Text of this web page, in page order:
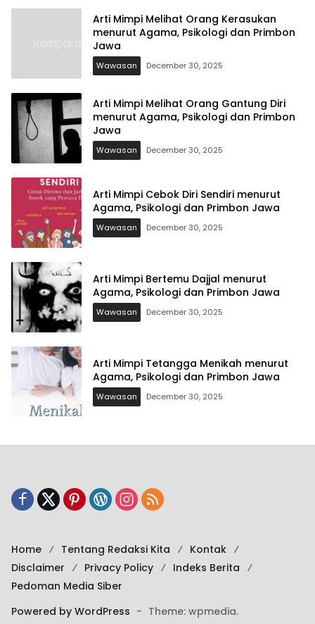
Arti Mimpi Melihat Orang Kerasukan
menurut Agama, Psikologi dan Primbon
Jawa
Wawasan December 30, 2025
Arti Mimpi Melihat Orang Gantung Diri
menurut Agama, Psikologi dan Primbon
Jawa
Wawasan December 30, 2025
Arti Mimpi Cebok Diri Sendiri menurut
Agama, Psikologi dan Primbon Jawa
Wawasan December 30, 2025
Arti Mimpi Bertemu Dajjal menurut
Agama, Psikologi dan Primbon Jawa
Wawasan December 30, 2025
Arti Mimpi Tetangga Menikah menurut
Agama, Psikologi dan Primbon Jawa
Wawasan December 30, 2025
Home Tentang Redaksi Kita
Kontak
Disclaimer
Privacy Policy
Indeks Berita
Pedoman Media Siber
Powered by WordPress - Theme: wpmedia.